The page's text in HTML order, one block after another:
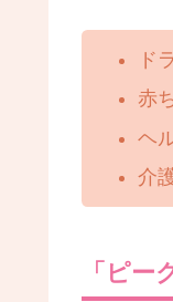
ド
赤
ヘ
介
「ピ